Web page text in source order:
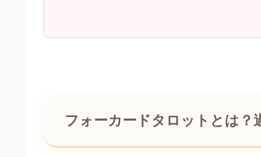
フォーカードタロットとは？